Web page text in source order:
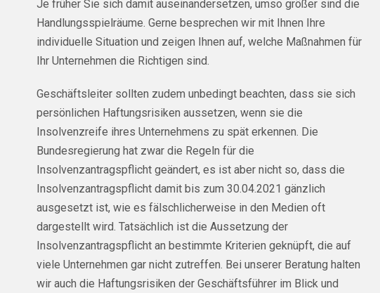
Je früher Sie sich damit auseinandersetzen, umso größer sind die
Handlungsspielräume. Gerne besprechen wir mit Ihnen Ihre
individuelle Situation und zeigen Ihnen auf, welche Maßnahmen für
Ihr Unternehmen die Richtigen sind.
Geschäftsleiter sollten zudem unbedingt beachten, dass sie sich
persönlichen Haftungsrisiken aussetzen, wenn sie die
Insolvenzreife ihres Unternehmens zu spät erkennen. Die
Bundesregierung hat zwar die Regeln für die
Insolvenzantragspflicht geändert, es ist aber nicht so, dass die
Insolvenzantragspflicht damit bis zum 30.04.2021 gänzlich
ausgesetzt ist, wie es fälschlicherweise in den Medien oft
dargestellt wird. Tatsächlich ist die Aussetzung der
Insolvenzantragspflicht an bestimmte Kriterien geknüpft, die auf
viele Unternehmen gar nicht zutreffen. Bei unserer Beratung halten
wir auch die Haftungsrisiken der Geschäftsführer im Blick und